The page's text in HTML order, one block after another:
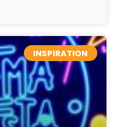
INSPIRATION